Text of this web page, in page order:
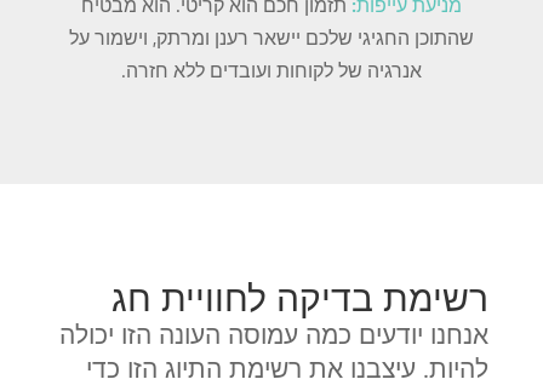
מניעת עייפות: תזמון חכם הוא קריטי. הוא מבטיח
שהתוכן החגיגי שלכם יישאר רענן ומרתק, וישמור על
אנרגיה של לקוחות ועובדים ללא חזרה.
רשימת בדיקה לחוויית חג
אנחנו יודעים כמה עמוסה העונה הזו יכולה
להיות. עיצבנו את רשימת התיוג הזו כדי